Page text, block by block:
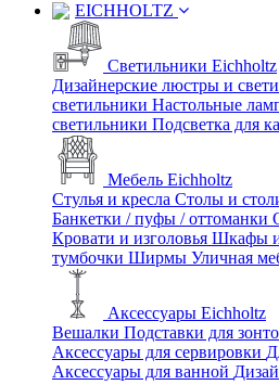
EICHHOLTZ
Светильники Eichholtz
Дизайнерские люстры и
светильники Настольные
светильники Подсветка для
Мебель Eichholtz
Стулья и кресла Столы и
Банкетки / пуфы / оттоманки
Кровати и изголовья Шкафы и
тумбочки Ширмы Уличная
Аксессуары Eichholtz
Вешалки Подставки для
Аксессуары для сервировки
Аксессуары для ванной